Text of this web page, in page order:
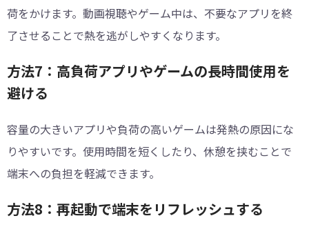
荷をかけます。動画視聴やゲーム中は、不要なアプリを終
了させることで熱を逃がしやすくなります。
方法7：高負荷アプリやゲームの長時間使用を
避ける
容量の大きいアプリや負荷の高いゲームは発熱の原因にな
りやすいです。使用時間を短くしたり、休憩を挟むことで
端末への負担を軽減できます。
方法8：再起動で端末をリフレッシュする